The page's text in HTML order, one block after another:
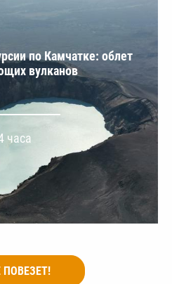
по Камчатке: облет
вулканов
часа
ПОВЕЗЕТ!